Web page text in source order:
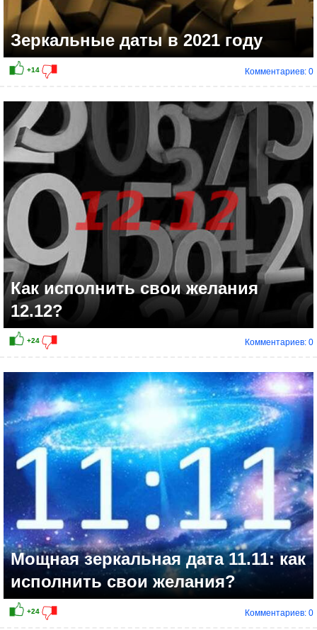
+8
Зеркальные даты в 2021 году
Комментариев: 0
Как исполнить свои желания
12.12?
Комментариев: 0
Мощная зеркальная дата 11.11: как
исполнить свои желания?
Комментариев: 0